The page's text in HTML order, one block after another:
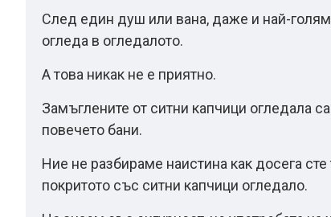
След един душ или вана, даже и най-
огледа в огледалото.
А това никак не е приятно.
Замъглените от ситни капчици огледала
повечето бани.
Ние не разбираме наистина как досега
покритото със ситни капчици огледало.